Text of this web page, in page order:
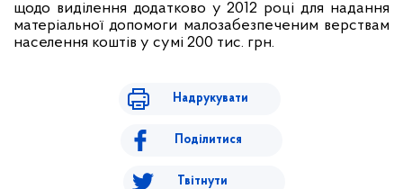
щодо виділення додатково у 2012 році для надання
матеріальної допомоги малозабезпеченим верствам
населення коштів у сумі 200 тис. грн.
Надрукувати
Поділитися
Твітнути